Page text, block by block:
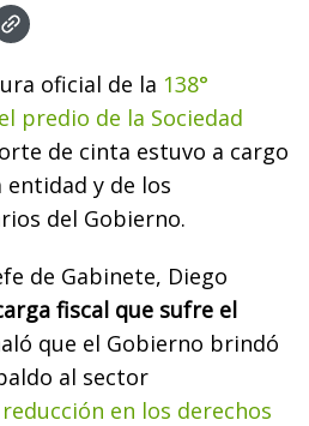
oficial de la 138°
predio de la Sociedad
de cinta estuvo a cargo
entidad y de los
del Gobierno.
de Gabinete, Diego
fiscal que sufre el
que el Gobierno brindó
al sector
reducción en los derechos